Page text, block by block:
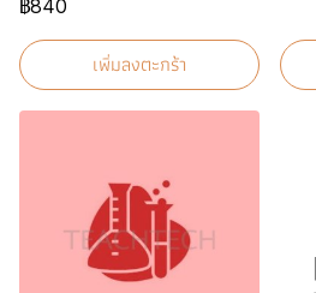
฿840
เพิ่มลงตะกร้า